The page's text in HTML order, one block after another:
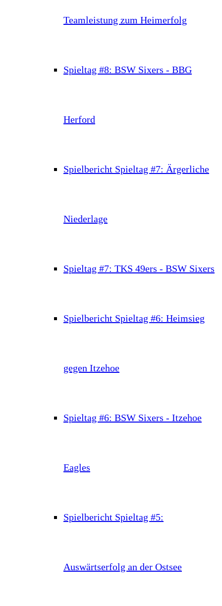
Teamleistung zum Heimerfolg
Spieltag #8: BSW Sixers - BBG
Herford
Spielbericht Spieltag #7: Ärgerliche
Niederlage
Spieltag #7: TKS 49ers - BSW Sixers
Spielbericht Spieltag #6: Heimsieg
gegen Itzehoe
Spieltag #6: BSW Sixers - Itzehoe
Eagles
Spielbericht Spieltag #5:
Auswärtserfolg an der Ostsee